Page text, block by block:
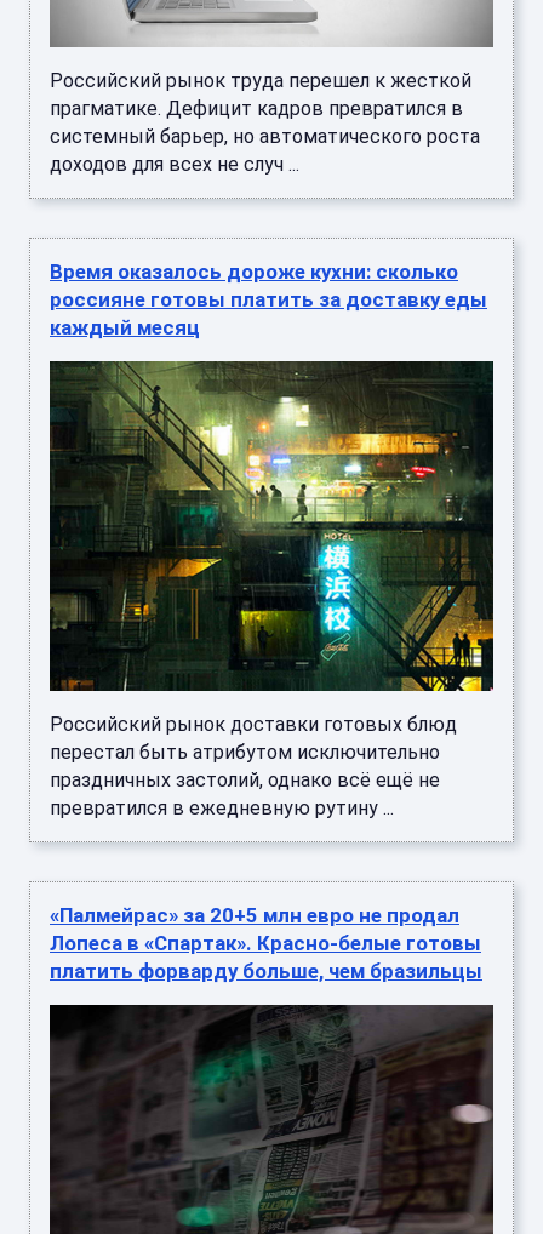
Российский рынок труда перешел к жесткой
прагматике. Дефицит кадров превратился в
системный барьер, но автоматического роста
доходов для всех не случ ...
Время оказалось дороже кухни: сколько
россияне готовы платить за доставку еды
каждый месяц
Российский рынок доставки готовых блюд
перестал быть атрибутом исключительно
праздничных застолий, однако всё ещё не
превратился в ежедневную рутину ...
«Палмейрас» за 20+5 млн евро не продал
Лопеса в «Спартак». Красно-белые готовы
платить форварду больше, чем бразильцы